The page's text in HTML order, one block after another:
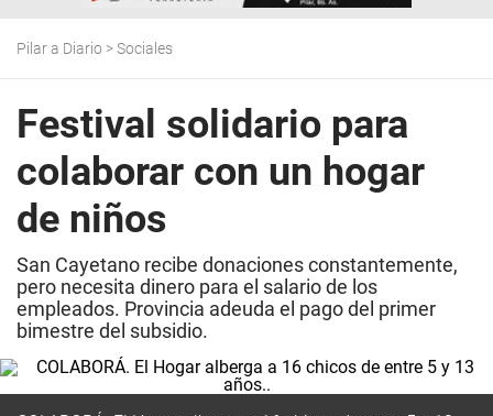
Pilar a Diario >Sociales
Festival solidario para
colaborar con un hogar
de niños
San Cayetano recibe donaciones constantemente,
pero necesita dinero para el salario de los
empleados. Provincia adeuda el pago del primer
bimestre del subsidio.